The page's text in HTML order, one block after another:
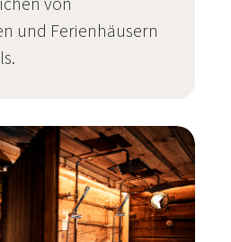
und Ferienhäusern